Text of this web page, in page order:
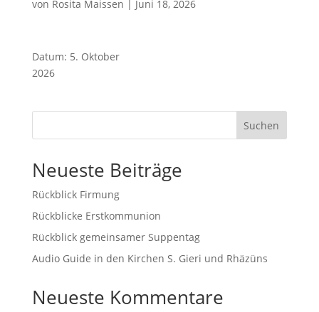
von Rosita Maissen | Juni 18, 2026
Datum: 5. Oktober
2026
Suchen
Neueste Beiträge
Rückblick Firmung
Rückblicke Erstkommunion
Rückblick gemeinsamer Suppentag
Audio Guide in den Kirchen S. Gieri und Rhäzüns
Neueste Kommentare